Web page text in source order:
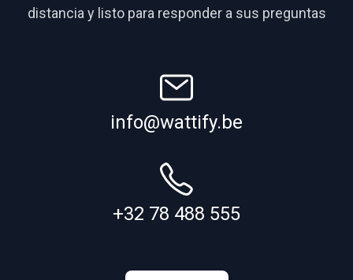
distancia y listo para responder a sus preguntas
info@wattify.be
+32 78 488 555